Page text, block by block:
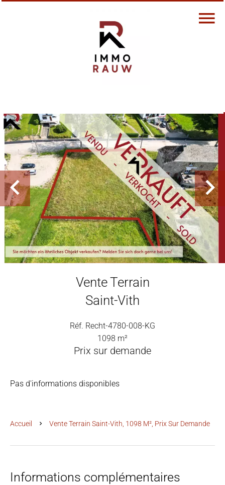
Vente Terrain
Saint-Vith
Réf. Recht-4780-008-KG
1098 m²
Prix sur demande
Pas d'informations disponibles
Accueil Vente Terrain Saint-Vith, 1098 M², Prix Sur Demande
Informations complémentaires